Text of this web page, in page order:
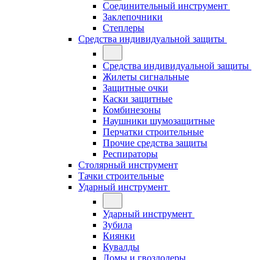
Соединительный инструмент
Заклепочники
Степлеры
Средства индивидуальной защиты
Средства индивидуальной защиты
Жилеты сигнальные
Защитные очки
Каски защитные
Комбинезоны
Наушники шумозащитные
Перчатки строительные
Прочие средства защиты
Респираторы
Столярный инструмент
Тачки строительные
Ударный инструмент
Ударный инструмент
Зубила
Киянки
Кувалды
Ломы и гвоздодеры